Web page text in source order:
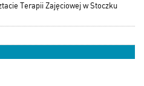
Terapii Zajęciowej w Stoczku